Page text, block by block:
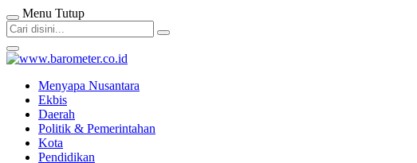
Menu Tutup
Menyapa Nusantara
Ekbis
Daerah
Politik & Pemerintahan
Kota
Pendidikan